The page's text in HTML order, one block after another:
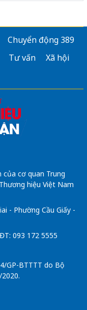
Chuyển động 389
Tư vấn
Xã hội
của cơ quan Trung
hiệu Việt Nam
- Phường Cầu Giấy -
093 172 5555
GP-BTTTT do Bộ